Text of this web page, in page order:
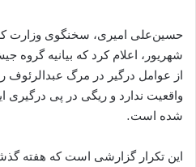
شهریور، اعلام کرد که بیانیه گروه
از عوامل درگیر در مرگ عبدالرئوف
واقعیت ندارد و ریگی در پی درگیری
شده است.
این تکرار گزارشی است که هفته